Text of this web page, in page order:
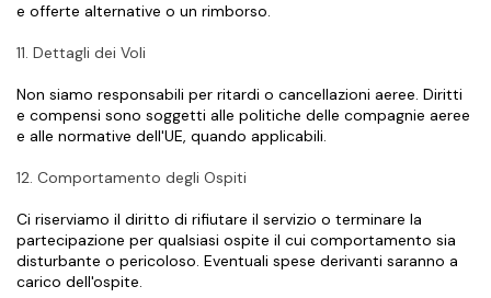
e offerte alternative o un rimborso.
11. Dettagli dei Voli
Non siamo responsabili per ritardi o cancellazioni aeree. Diritti
e compensi sono soggetti alle politiche delle compagnie aeree
e alle normative dell'UE, quando applicabili.
12. Comportamento degli Ospiti
Ci riserviamo il diritto di rifiutare il servizio o terminare la
partecipazione per qualsiasi ospite il cui comportamento sia
disturbante o pericoloso. Eventuali spese derivanti saranno a
carico dell'ospite.